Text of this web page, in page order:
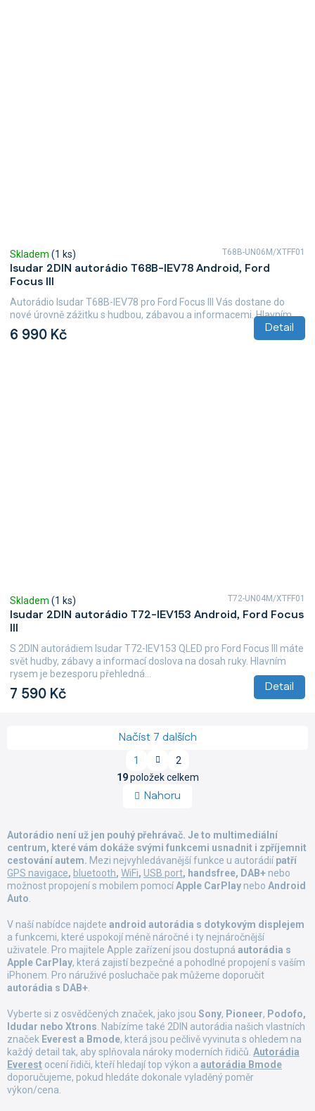
Isudar 2DIN autorádio T68B-IEV78 Android, Ford
Focus III
Skladem (1 ks)
6 990 Kč Detail
Autorádio Isudar T68B-IEV78 pro Ford Focus III Vás dostane do
nové úrovně zážitku s hudbou, zábavou a informacemi. Hlavním...
T68B-UN06M/XTFF01
Isudar 2DIN autorádio T72-IEV153 Android, Ford Focus
III
Skladem (1 ks)
7 590 Kč Detail
S 2DIN autorádiem Isudar T72-IEV153 QLED pro Ford Focus III máte
svět hudby, zábavy a informací doslova na dosah ruky. Hlavním
rysem je bezesporu přehledná...
T72-UN04M/XTFF01
O
v
l
a
c
í
p
r
k
y
v
ý
p
u
Načíst 7 dalších
S
t
r
á
n
v
á
n
í
1
2
19položek celkem
Nahoru
Autorádio není už jen pouhý přehrávač. Je to multimediální
centrum, které vám dokáže svými funkcemi usnadnit i zpříjemnit
cestování autem. Mezi nejvyhledávanější funkce u autorádií patří
GPS navigace, bluetooth, WiFi, USB port, handsfree, DAB+ nebo
možnost propojení s mobilem pomocíApple CarPlay nebo Android
Auto.
V naší nabídce najdete android autorádia s dotykovým displejem
a funkcemi, které uspokojí méně náročné i ty nejnáročnější
uživatele. Pro majitele Apple zařízení jsou dostupná autorádia s
Apple CarPlay, která zajistí bezpečné a pohodlné propojení s vaším
iPhonem. Pro náruživé posluchače pak můžeme doporučit
autorádia s DAB+.
Vyberte si z osvědčených značek, jako jsou Sony, Pioneer, Podofo,
Idudar nebo Xtrons. Nabízíme také 2DIN autorádia našich vlastních
značek Everest a Bmode, která jsou pečlivě vyvinuta s ohledem na
každý detail tak, aby splňovala nároky moderních řidičů. Autorádia
Everest ocení řidiči, kteří hledají top výkon a autorádia Bmode
doporučujeme, pokud hledáte dokonale vyladěný poměr
výkon/cena.